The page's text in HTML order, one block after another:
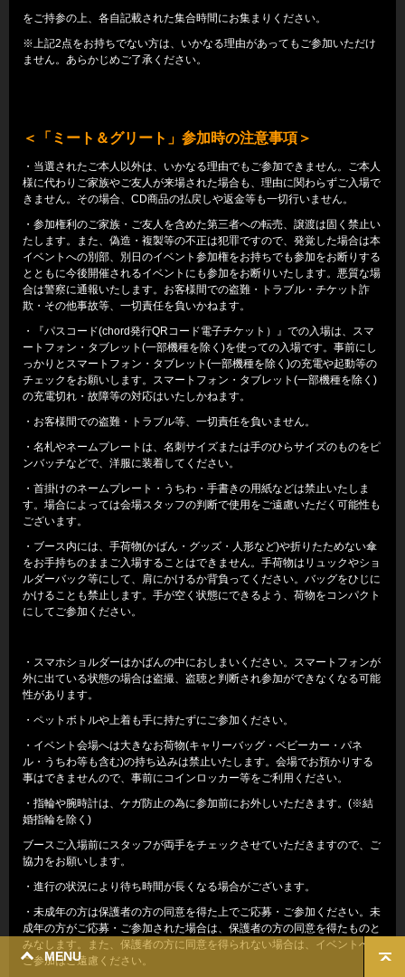
MENU
をご持参の上、各自記載された集合時間にお集まりください。
※上記2点をお持ちでない方は、いかなる理由があってもご参加いただけ
ません。あらかじめご了承ください。
＜「ミート＆グリート」参加時の注意事項＞
・当選されたご本人以外は、いかなる理由でもご参加できません。ご本人
様に代わりご家族やご友人が来場された場合も、理由に関わらずご入場で
きません。その場合、CD商品の払戻しや返金等も一切行いません。
・参加権利のご家族・ご友人を含めた第三者への転売、譲渡は固く禁止い
たします。また、偽造・複製等の不正は犯罪ですので、発覚した場合は本
イベントへの別部、別日のイベント参加権をお持ちでも参加をお断りする
とともに今後開催されるイベントにも参加をお断りいたします。悪質な場
合は警察に通報いたします。お客様間での盗難・トラブル・チケット詐
欺・その他事故等、一切責任を負いかねます。
・『パスコード(chord発行QRコード電子チケット）』での入場は、スマ
ートフォン・タブレット(一部機種を除く)を使っての入場です。事前にし
っかりとスマートフォン・タブレット(一部機種を除く)の充電や起動等の
チェックをお願いします。スマートフォン・タブレット(一部機種を除く)
の充電切れ・故障等の対応はいたしかねます。
・お客様間での盗難・トラブル等、一切責任を負いません。
・名札やネームプレートは、名刺サイズまたは手のひらサイズのものをピ
ンバッチなどで、洋服に装着してください。
・首掛けのネームプレート・うちわ・手書きの用紙などは禁止いたしま
す。場合によっては会場スタッフの判断で使用をご遠慮いただく可能性も
ございます。
・ブース内には、手荷物(かばん・グッズ・人形など)や折りたためない傘
をお手持ちのままご入場することはできません。手荷物はリュックやショ
ルダーバック等にして、肩にかけるか背負ってください。バッグをひじに
かけることも禁止します。手が空く状態にできるよう、荷物をコンパクト
にしてご参加ください。
・スマホショルダーはかばんの中におしまいください。スマートフォンが
外に出ている状態の場合は盗撮、盗聴と判断され参加ができなくなる可能
性があります。
・ペットボトルや上着も手に持たずにご参加ください。
・イベント会場へは大きなお荷物(キャリーバッグ・ベビーカー・パネ
ル・うちわ等も含む)の持ち込みは禁止いたします。会場でお預かりする
事はできませんので、事前にコインロッカー等をご利用ください。
・指輪や腕時計は、ケガ防止の為に参加前にお外しいただきます。(※結
婚指輪を除く)
ブースご入場前にスタッフが両手をチェックさせていただきますので、ご
協力をお願いします。
・進行の状況により待ち時間が長くなる場合がございます。
・未成年の方は保護者の方の同意を得た上でご応募・ご参加ください。未
成年の方がご応募・ご参加された場合は、保護者の方の同意を得たものと
みなします。また、保護者の方に同意を得られない場合は、イベントへの
ご参加はご遠慮ください。